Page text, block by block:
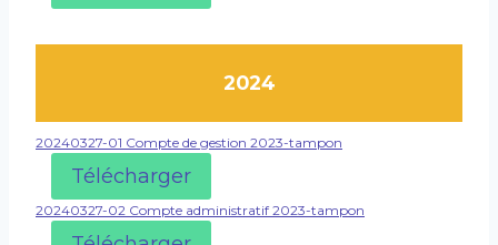
2024
20240327-01 Compte de gestion 2023-tampon
Télécharger
20240327-02 Compte administratif 2023-tampon